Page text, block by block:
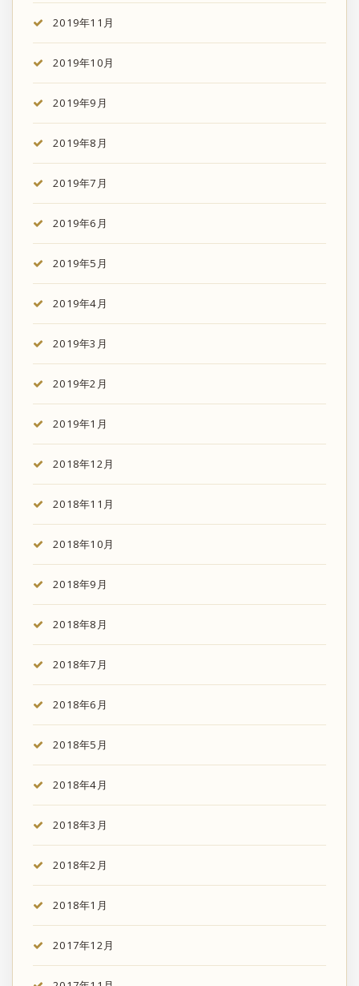
2019年11月
2019年10月
2019年9月
2019年8月
2019年7月
2019年6月
2019年5月
2019年4月
2019年3月
2019年2月
2019年1月
2018年12月
2018年11月
2018年10月
2018年9月
2018年8月
2018年7月
2018年6月
2018年5月
2018年4月
2018年3月
2018年2月
2018年1月
2017年12月